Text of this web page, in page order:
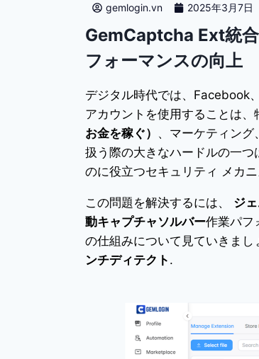
gemlogin.vn 2025年3月7日
GemCaptcha Ext統
フォーマンスの向上
デジタル時代では、Facebook
アカウントを使用することは
お金を稼ぐ） 、マーケティン
扱う際の大きなハードルの一つ
のに役立つセキュリティ メカニ
この問題を解決するには、 ジ
動キャプチャソルバー作業パフ
の仕組みについて見ていきまし
ンチディテクト .